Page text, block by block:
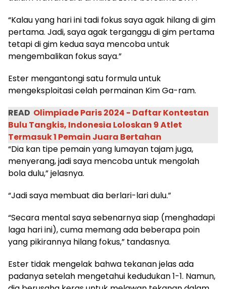
“Kalau yang hari ini tadi fokus saya agak hilang di gim
pertama. Jadi, saya agak terganggu di gim pertama
tetapi di gim kedua saya mencoba untuk
mengembalikan fokus saya.”
Ester mengantongi satu formula untuk
mengeksploitasi celah permainan Kim Ga-ram.
READ Olimpiade Paris 2024 - Daftar Kontestan
Bulu Tangkis, Indonesia Loloskan 9 Atlet
Termasuk 1 Pemain Juara Bertahan
“Dia kan tipe pemain yang lumayan tajam juga,
menyerang, jadi saya mencoba untuk mengolah
bola dulu,” jelasnya.
“Jadi saya membuat dia berlari-lari dulu.”
“Secara mental saya sebenarnya siap (menghadapi
laga hari ini), cuma memang ada beberapa poin
yang pikirannya hilang fokus,” tandasnya.
Ester tidak mengelak bahwa tekanan jelas ada
padanya setelah mengetahui kedudukan 1-1. Namun,